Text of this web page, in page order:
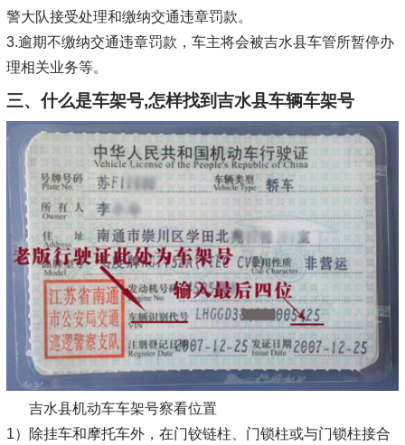
警大队接受处理和缴纳交通违章罚款。
3.逾期不缴纳交通违章罚款，车主将会被吉水县车管所暂停办
理相关业务等。
三、什么是车架号,怎样找到吉水县车辆车架号
吉水县机动车车架号察看位置
1）除挂车和摩托车外，在门铰链柱、门锁柱或与门锁柱接合